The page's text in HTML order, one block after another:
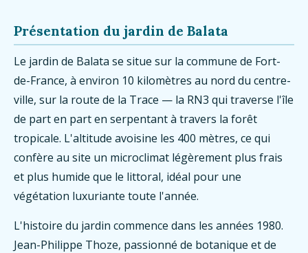
Présentation du jardin de Balata
Le jardin de Balata se situe sur la commune de Fort-
de-France, à environ 10 kilomètres au nord du centre-
ville, sur la route de la Trace — la RN3 qui traverse l'île
de part en part en serpentant à travers la forêt
tropicale. L'altitude avoisine les 400 mètres, ce qui
confère au site un microclimat légèrement plus frais
et plus humide que le littoral, idéal pour une
végétation luxuriante toute l'année.
L'histoire du jardin commence dans les années 1980.
Jean-Philippe Thoze, passionné de botanique et de